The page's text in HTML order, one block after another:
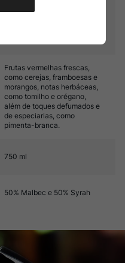
final é complexo e marcado
Frutas vermelhas frescas,
como cerejas, framboesas e
morangos, notas herbáceas,
como tomilho e orégano,
além de toques defumados e
de especiarias, como
pimenta-branca.
750 ml
50% Malbec e 50% Syrah